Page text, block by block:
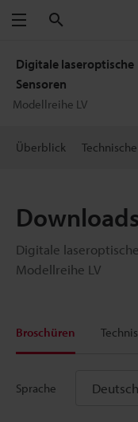
Menü
Digitale laseroptische
Sensoren
Modellreihe LV
Überblick
Downloads
Digitale
Modellreihe LV
Broschüren
Sprache Deutsch